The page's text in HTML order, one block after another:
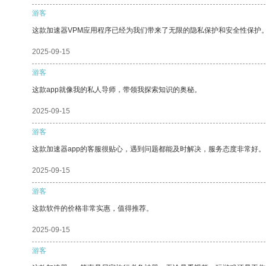
游客
这款加速器VPM应用程序已经为我们带来了无限的隐私保护和安全性保护
2025-09-15
游客
这款app就像我的私人导师，带领我探索知识的奥秘。
2025-09-15
游客
这款加速器app的客服很贴心，遇到问题都能及时解决，服务态度非常好。
2025-09-15
游客
这款软件的价格非常实惠，值得推荐。
2025-09-15
游客